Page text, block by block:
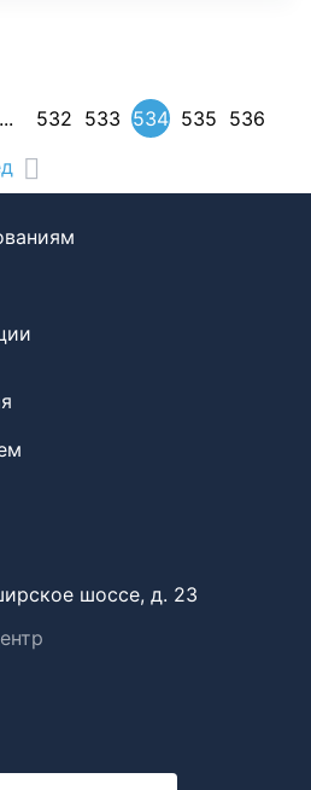
... 532 533 534 535 536
шоссе, д. 23